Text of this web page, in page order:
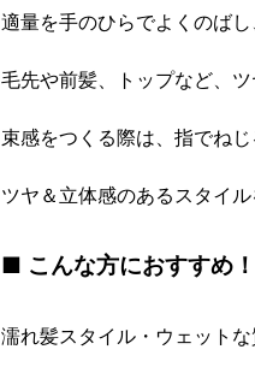
適量を手のひらでよくのば
毛先や前髪、トップなど、
束感をつくる際は、指でね
ツヤ＆立体感のあるスタイ
■ こんな方におすすめ！
濡れ髪スタイル・ウェット